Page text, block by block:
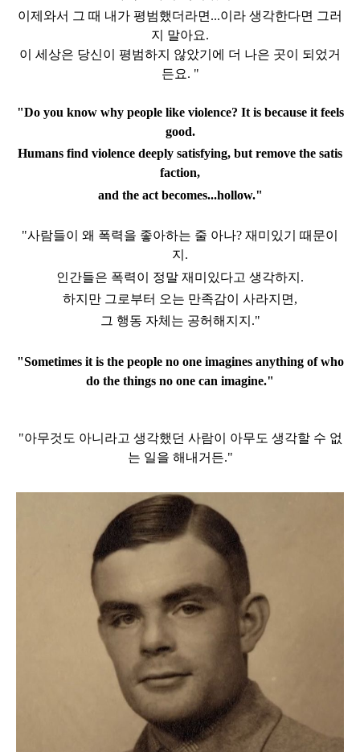
이제와서 그 때 내가 평범했더라면...이라 생각한다면 그러
지 말아요.
이 세상은 당신이 평범하지 않았기에 더 나은 곳이 되었거
든요. "
"Do you know why people like violence? It is because it feels
good.
Humans find violence deeply satisfying, but remove the satis
faction,
and the act becomes...hollow."
"사람들이 왜 폭력을 좋아하는 줄 아나? 재미있기 때문이
지.
인간들은 폭력이 정말 재미있다고 생각하지.
하지만 그로부터 오는 만족감이 사라지면,
그 행동 자체는 공허해지지."
"Sometimes it is the people no one imagines anything ofwho
do the things no one can imagine."
"아무것도 아니라고 생각했던 사람이 아무도 생각할 수 없
는 일을 해내거든."